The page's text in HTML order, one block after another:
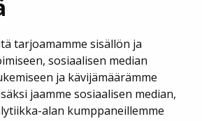
tarjoamamme sisällön ja
sosiaalisen median
ja kävijämäärämme
jaamme sosiaalisen median,
alan kumppaneillemme
Oy